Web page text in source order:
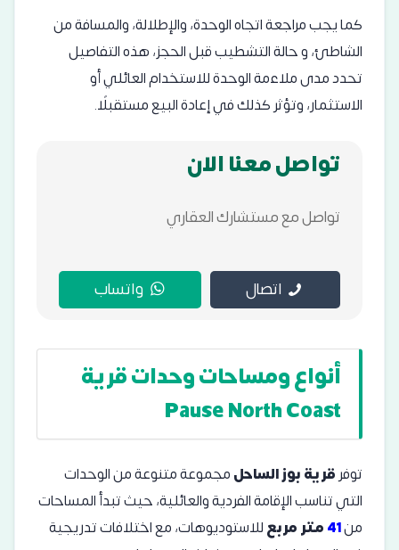
كما يجب مراجعة اتجاه الوحدة، والإطلالة، والمسافة من
الشاطئ، و حالة التشطيب قبل الحجز، هذه التفاصيل
تحدد مدى ملاءمة الوحدة للاستخدام العائلي أو
الاستثمار، وتؤثر كذلك في إعادة البيع مستقبلًا.
تواصل معنا الان
تواصل مع مستشارك العقاري
اتصال واتساب
أنواع ومساحات وحدات قرية
Pause North Coast
توفرقرية بوز الساحلمجموعة متنوعة من الوحدات
التي تناسب الإقامة الفردية والعائلية، حيث تبدأ المساحات
من41متر مربعللاستوديوهات، مع اختلافات تدريجية